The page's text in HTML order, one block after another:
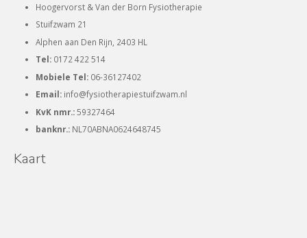
Hoogervorst & Van der Born Fysiotherapie
Stuifzwam 21
Alphen aan Den Rijn, 2403 HL
Tel: 0172 422 514
Mobiele Tel: 06-36127402
Email: info@fysiotherapiestuifzwam.nl
KvK nmr.:59327464
banknr.: NL70ABNA0624648745
Kaart